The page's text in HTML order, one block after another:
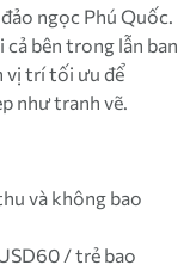
ngọc Phú Quốc.
bên trong lẫn ban
vị trí tối ưu để
như tranh vẽ.
và không bao
/ trẻ bao